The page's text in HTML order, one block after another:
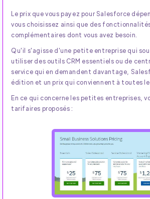
Le prix que vous payez pour Salesforce
vous choisissez ainsi que des
complémentaires dont vous avez besoin.
Qu'il s'agisse d'une petite entreprise qui
utiliser des outils CRM essentiels ou de
service qui en demandent davantage,
édition et un prix qui conviennent à toutes
En ce qui concerne les petites entreprises,
tarifaires proposés :